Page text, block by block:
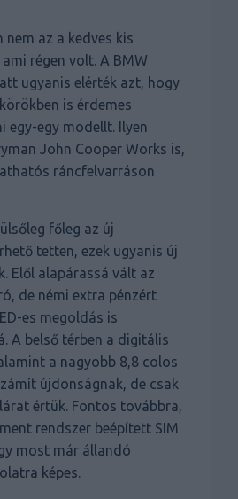
nem az a kedves kis
régen volt. A BMW
ugyanis elérték azt, hogy
is érdemes
egy-egy modellt. Ilyen
John Cooper Works is,
ráncfelvarráson
főleg az új
tetten, ezek ugyanis új
Elől alapárassá vált az
de némi extra pénzért
es megoldás is
A belső térben a digitális
a nagyobb 8,8 colos
újdonságnak, de csak
értük. Fontos továbbra,
rendszer beépített SIM
most már állandó
képes.